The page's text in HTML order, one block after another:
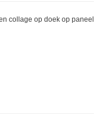
collage op doek op paneel